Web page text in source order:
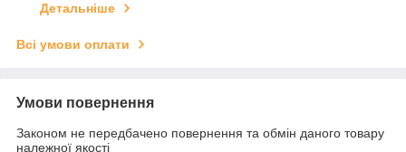
Детальніше
Всі умови оплати
Умови повернення
Законом не передбачено повернення та обмін даного товару
належної якості